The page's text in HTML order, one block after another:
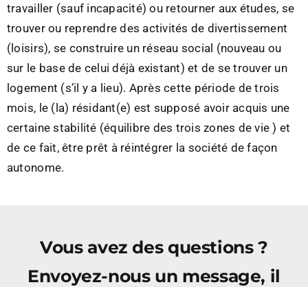
travailler (sauf incapacité) ou retourner aux études, se
trouver ou reprendre des activités de divertissement
(loisirs), se construire un réseau social (nouveau ou
sur le base de celui déjà existant) et de se trouver un
logement (s’il y a lieu). Après cette période de trois
mois, le (la) résidant(e) est supposé avoir acquis une
certaine stabilité (équilibre des trois zones de vie ) et
de ce fait, être prêt à réintégrer la société de façon
autonome.
Vous avez des questions ?
Envoyez-nous un message, il